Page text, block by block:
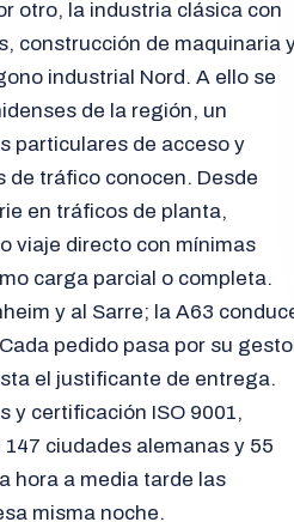
otro, la industria clásica con
construcción de maquinaria
industrial Nord. A ello se
de la región, un
particulares de acceso y
tráfico conocen. Desde
en tráficos de planta,
viaje directo con mínimas
carga parcial o completa.
y al Sarre; la A63
pedido pasa por su
el justificante de entrega.
y certificación ISO 9001,
ciudades alemanas y 55
hora a media tarde las
misma noche.